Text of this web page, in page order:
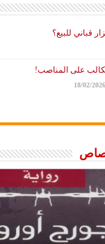
قباني للبيع؟
على المناصب!
18/02/2026
رصاص